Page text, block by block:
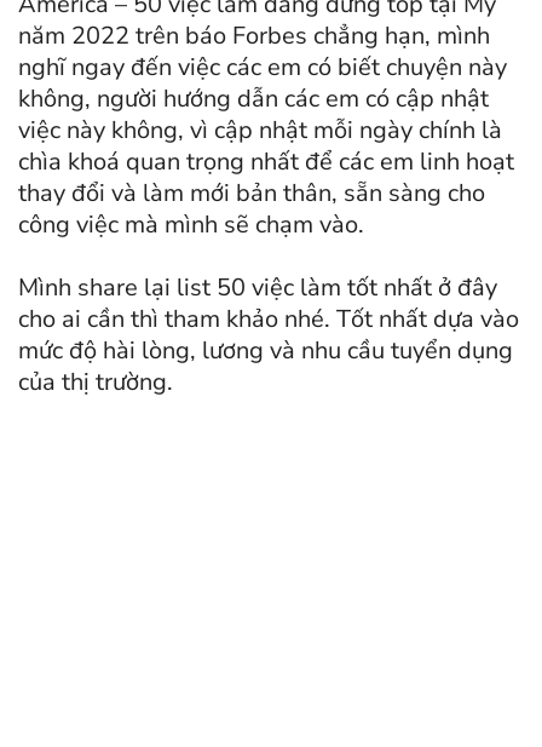
năm 2022 trên báo Forbes chẳng hạn, mình
nghĩ ngay đến việc các em có biết chuyện này
không, người hướng dẫn các em có cập nhật
việc này không, vì cập nhật mỗi ngày chính là
chìa khoá quan trọng nhất để các em linh hoạt
thay đổi và làm mới bản thân, sẵn sàng cho
công việc mà mình sẽ chạm vào.
Mình share lại list 50 việc làm tốt nhất ở đây
cho ai cần thì tham khảo nhé. Tốt nhất dựa vào
mức độ hài lòng, lương và nhu cầu tuyển dụng
của thị trường.